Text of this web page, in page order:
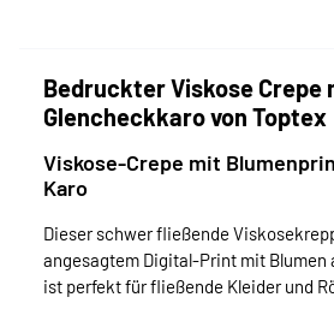
Bedruckter Viskose Crepe
Glencheckkaro von Toptex
Viskose-Crepe mit
Karo
Dieser schwer fließende
angesagtem Digital-Print mit Blumen
ist perfekt für fließende Kleider und